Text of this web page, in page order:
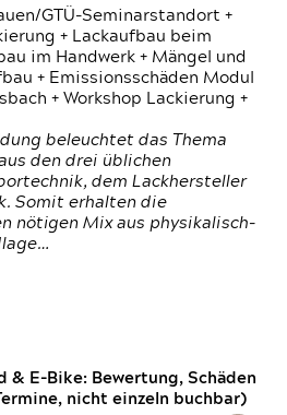
GTÜ-Seminarstandort +
+ Lackaufbau beim
im Handwerk + Mängel und
+ Emissionsschäden Modul
+ Workshop Lackierung +
beleuchtet das Thema
den drei üblichen
dem Lackhersteller
Somit erhalten die
nötigen Mix aus physikalisch-
& E-Bike: Bewertung, Schäden
nicht einzeln buchbar)